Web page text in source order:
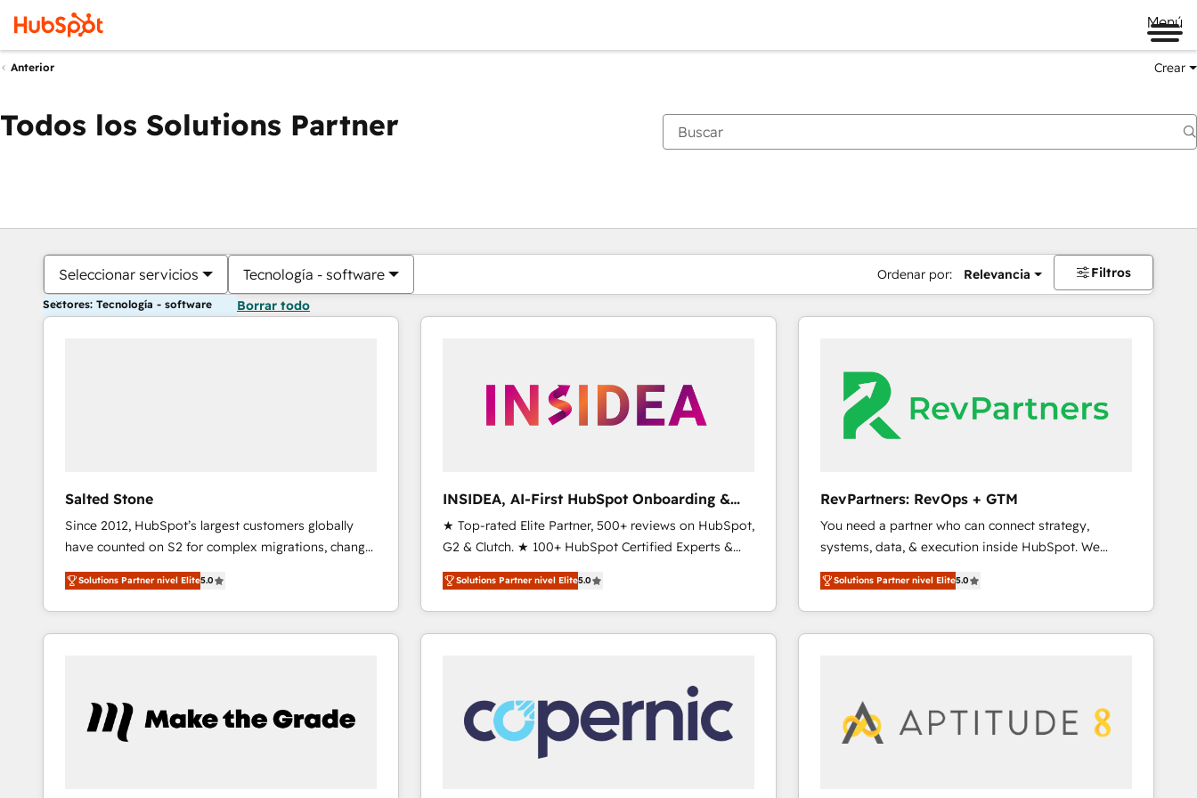
Menú
Anterior Crear
Todos los Solutions Partner
Seleccionar servicios Tecnología - software Ordenar por: Relevancia Filtros
Sectores: Tecnología - software Borrar todo
Salted Stone
Since 2012, HubSpot’s largest customers globally
have counted on S2 for complex migrations, change
management, systems integration, and creative
solutions that deliver measurable impact and
transform brand experiences As one of the few full-
service creative agencies in the HubSpot
marketing campaigns, & RevOps frameworks that
fuel long-term success We connect the entire
Solutions Partner nivel Elite5.0
INSIDEA, AI-First HubSpot Onboarding &
RevOps
★ Top-rated Elite Partner, 500+ reviews on HubSpot,
G2 & Clutch. ★ 100+ HubSpot Certified Experts &
Trainers across the team ★ 1,500+ implementations
across five continents ★ AI-First, RevOps-led,
Onboarding obsessed ★ Company of the Year
2024/25 INSIDEA helps growing companies turn
workflows that drive adoption from week one, in
your time zone. What we do ➤ Onboarding: Live in
weeks, with workflows built around your business,
not a template. ➤ Migration: Move from any legacy
Solutions Partner nivel Elite5.0
RevPartners: RevOps + GTM
You need a partner who can connect strategy,
systems, data, & execution inside HubSpot. We
bridge the gap where most agencies fall short by
combining GTM strategy with technical execution to
solve the right problem with the right solution. As the
only firm in the world to hold Elite Partner
market execution. Why B2B Businesses Choose RP: -
Secure: Soc2 compliant 🛡️ - Pricing: Implementations
Solutions Partner nivel Elite5.0
Estás actualmente enPágina
PáginaPáginaPáginaPáginaPáginaPáginaPáginaPáginaPáginaPágina